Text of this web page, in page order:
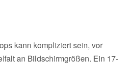
kann kompliziert sein, vor
an Bildschirmgrößen. Ein 17-